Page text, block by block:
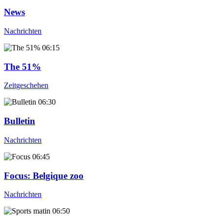
News
Nachrichten
06:15
The 51%
Zeitgeschehen
06:30
Bulletin
Nachrichten
06:45
Focus: Belgique zoo
Nachrichten
06:50